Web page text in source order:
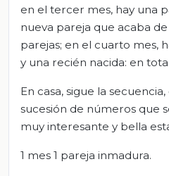
en el tercer mes, hay una
nueva pareja que acaba
parejas; en el cuarto mes,
y una recién nacida: en
En casa, sigue la
sucesión de números que
muy interesante y bella
1 mes 1 pareja inmadura.